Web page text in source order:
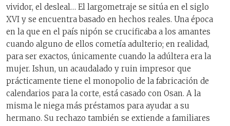
vividor, el desleal… El largometraje se sitúa en el siglo
XVI y se encuentra basado en hechos reales. Una época
en la que en el país nipón se crucificaba a los amantes
cuando alguno de ellos cometía adulterio; en realidad,
para ser exactos, únicamente cuando la adúltera era la
mujer. Ishun, un acaudalado y ruin impresor que
prácticamente tiene el monopolio de la fabricación de
calendarios para la corte, está casado con Osan. A la
misma le niega más préstamos para ayudar a su
hermano. Su rechazo también se extiende a familiares